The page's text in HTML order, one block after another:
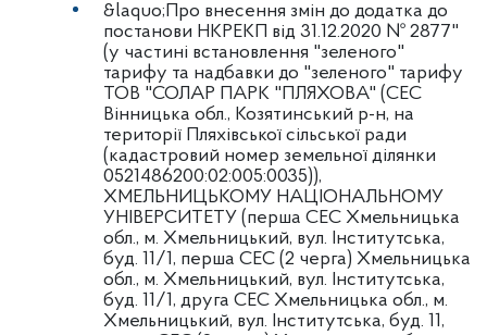
&laquo;Про внесення змін до додатка до
постанови НКРЕКП від 31.12.2020 № 2877"
(у частині встановлення "зеленого"
тарифу та надбавки до "зеленого" тарифу
ТОВ "СОЛАР ПАРК "ПЛЯХОВА" (СЕС
Вінницька обл., Козятинський р-н, на
території Пляхівської сільської ради
(кадастровий номер земельної ділянки
0521486200:02:005:0035)),
ХМЕЛЬНИЦЬКОМУ НАЦІОНАЛЬНОМУ
УНІВЕРСИТЕТУ (перша СЕС Хмельницька
обл., м. Хмельницький, вул. Інститутська,
буд. 11/1, перша СЕС (2 черга) Хмельницька
обл., м. Хмельницький, вул. Інститутська,
буд. 11/1, друга СЕС Хмельницька обл., м.
Хмельницький, вул. Інститутська, буд. 11,